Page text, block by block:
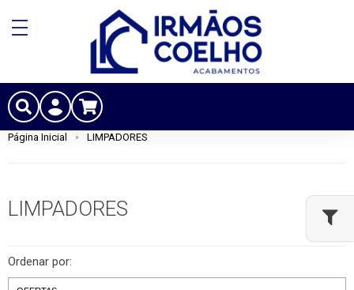
Página Inicial LIMPADORES
LIMPADORES
Ordenar por: